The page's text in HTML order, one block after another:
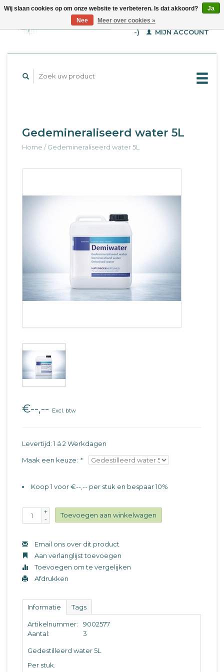
WINKELWAGEN (€--,-
-)
MIJN ACCOUNT
Gedemineraliseerd water 5L
Home /Gedemineraliseerd water 5L
€--,-- Excl. btw
Levertijd: 1 á 2 Werkdagen
Maak een keuze: *
Koop 1 voor €--,-- per stuk en bespaar 10%
+
-
Toevoegen aan winkelwagen
Email ons over dit product
Aan verlanglijst toevoegen
Toevoegen om te vergelijken
Afdrukken
Informatie Tags
Artikelnummer:
9002577
Aantal:
3
Gedestilleerd water 5L
Per stuk.
Wij slaan cookies op om onze website te verbeteren. Is dat akkoord?
Ja
Nee
Meer over cookies »